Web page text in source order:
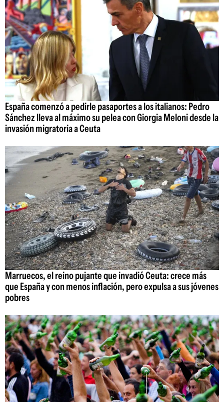
España comenzó a pedirle pasaportes a los italianos: Pedro
Sánchez lleva al máximo su pelea con Giorgia Meloni desde la
invasión migratoria a Ceuta
Marruecos, el reino pujante que invadió Ceuta: crece más
que España y con menos inflación, pero expulsa a sus jóvenes
pobres